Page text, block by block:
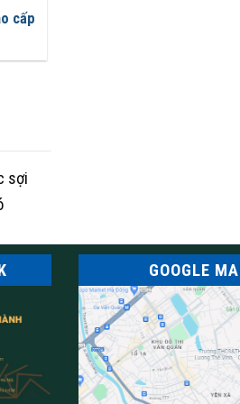
cấp
sợi
GOOGLE